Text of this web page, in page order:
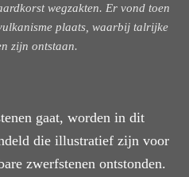
wegzakten. Er vond toen
plaats, waarbij talrijke
zijn ontstaan.
gaat, worden in dit
die illustratief zijn voor
zwerfstenen ontstonden.